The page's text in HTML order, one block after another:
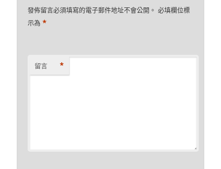
發佈留言必須填寫的電子郵件地址不會公開。 必填欄位標
示為*
留言 *